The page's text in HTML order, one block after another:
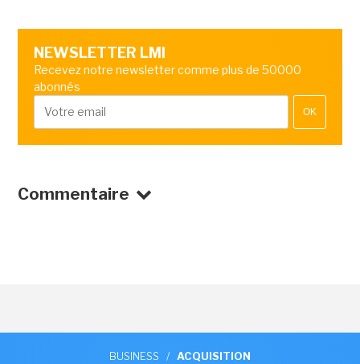
NEWSLETTER LMI
Recevez notre newsletter comme plus de 50000
abonnés
OK
Commentaire
BUSINESS / ACQUISITION